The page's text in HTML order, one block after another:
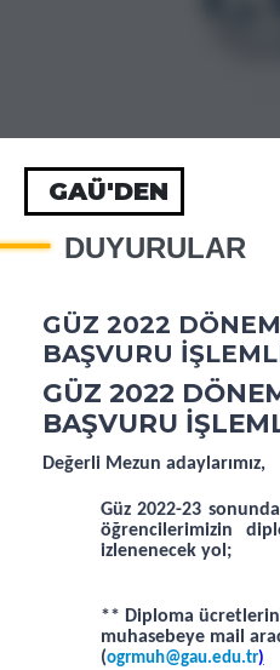
GAÜ'DEN
DUYURULAR
GÜZ 2022
BAŞVURU
GÜZ 2022
BAŞVURU
Değerli Mezun adaylarımız,
Güz 2022-23
öğrencilerimizin
izlenenecek yol;
** Diploma ücretlerini
muhasebeye mail
(ogrmuh@gau.edu.tr)